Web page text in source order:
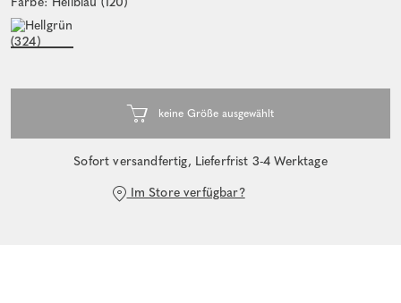
Sofort versandfertig, Lieferfrist 3-4 Werktage
Im Store verfügbar?